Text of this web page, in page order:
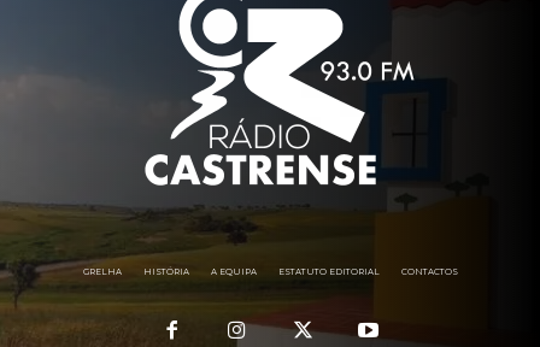
GRELHA HISTÓRIA A EQUIPA ESTATUTO EDITORIAL CONTACTOS